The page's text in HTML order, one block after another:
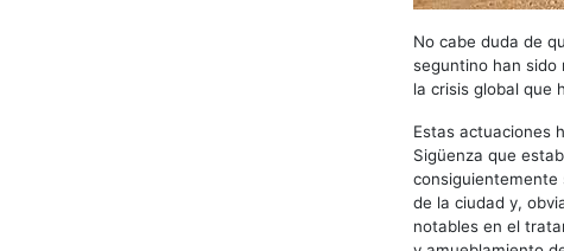
No cabe duda de
seguntino han sido
la crisis global que
Estas actuaciones
Sigüenza que
consiguientemente
de la ciudad y,
notables en el